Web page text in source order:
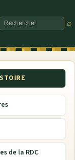
⌕
de la RDC